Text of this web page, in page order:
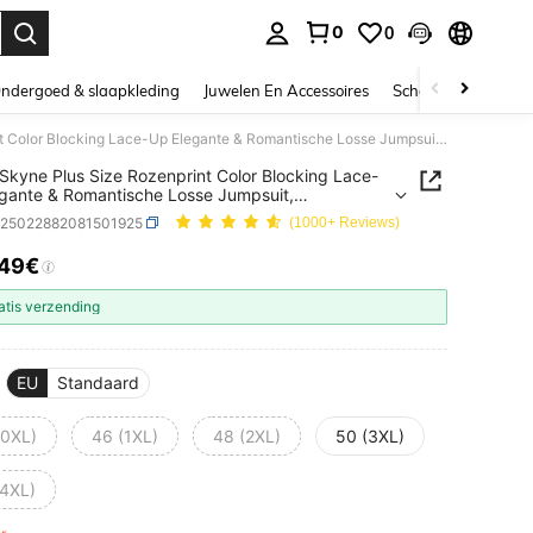
0 0
& slaapkleding Juwelen En Accessoires Schoonheid &
DreamSkyne Plus Size Rozenprint Color Blocking Lace-Up Elegante & Romantische Losse Jumpsuit, Valentijnsdag
Plus Size Rozenprint Color Blocking Lace-
& Romantische Losse Jumpsuit,
(1000+ Reviews)
AND AVAILABILITY
verzending
EU Standaard
46 (1XL) 48 (2XL) 50 (3XL)